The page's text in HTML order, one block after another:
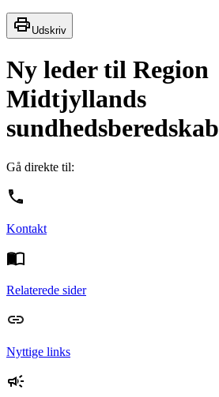
Udskriv
Ny leder til Region
Midtjyllands
sundhedsberedskab
Gå direkte til:
Kontakt
Relaterede sider
Nyttige links